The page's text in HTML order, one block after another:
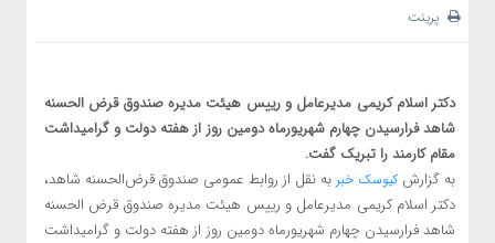
پرینت
دکتر اسلام کریمی مدیرعامل و رییس هیئت مدیره صندوق قرض الحسنه
شاهد فرارسیدن چهارم شهریورماه دومین روز از هفته دولت و گرامیداشت
مقام کارمند را تبریک گفت.
به گزارش کیوسک خبر به نقل از روابط عمومی صندوق قرض‌الحسنه شاهد،
دکتر اسلام کریمی مدیرعامل و رییس هیئت مدیره صندوق قرض الحسنه
شاهد فرارسیدن چهارم شهریورماه دومین روز از هفته دولت و گرامیداشت